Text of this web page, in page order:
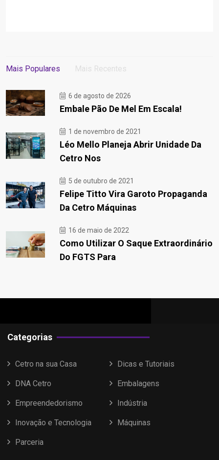
Mais Populares Mais Recentes
6 de agosto de 2026
Embale Pão De Mel Em Escala!
1 de novembro de 2021
Léo Mello Planeja Abrir Unidade Da
Cetro Nos
5 de outubro de 2021
Felipe Titto Vira Garoto Propaganda
Da Cetro Máquinas
16 de maio de 2022
Como Utilizar O Saque Extraordinário
Do FGTS Para
Categorias
Cetro na sua Casa Dicas e Tutoriais
DNA Cetro Embalagens
Empreendedorismo Indústria
Inovação e Tecnologia Máquinas
Parceria